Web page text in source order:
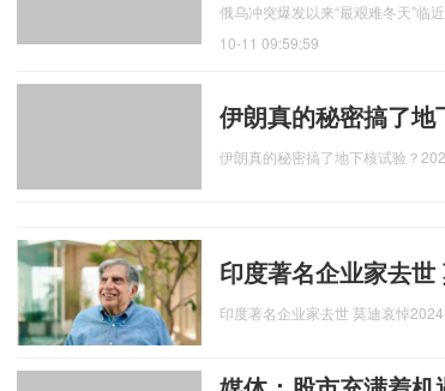
俄乌冲突爆发以来“最艰难冬天”临
10-11 09:59:59
伊朗真的秘密搞了地
伊朗真的秘密搞了地下核试验？
印度著名企业家去
印度著名企业家去世 莫迪哀悼